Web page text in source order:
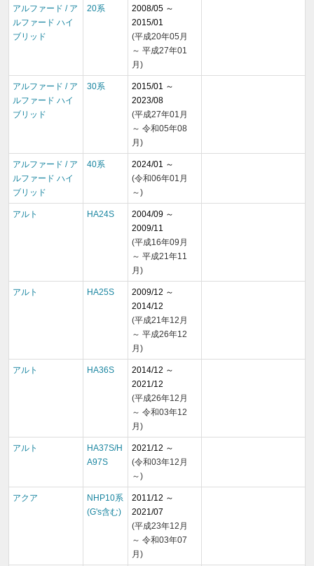
アルファード / ア
ルファード ハイ
ブリッド
20系
2008/05 ～
2015/01
(平成20年05月
～ 平成27年01
月)
アルファード / ア
ルファード ハイ
ブリッド
30系
2015/01 ～
2023/08
(平成27年01月
～ 令和05年08
月)
アルファード / ア
ルファード ハイ
ブリッド
40系
2024/01 ～
(令和06年01月
～)
アルト HA24S
2004/09 ～
2009/11
(平成16年09月
～ 平成21年11
月)
アルト HA25S
2009/12 ～
2014/12
(平成21年12月
～ 平成26年12
月)
アルト HA36S
2014/12 ～
2021/12
(平成26年12月
～ 令和03年12
月)
アルト
HA37S/H
A97S
2021/12 ～
(令和03年12月
～)
アクア
NHP10系
(G's含む)
2011/12 ～
2021/07
(平成23年12月
～ 令和03年07
月)